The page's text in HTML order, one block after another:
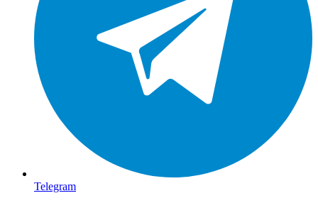
Telegram